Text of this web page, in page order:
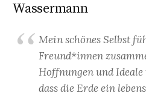
Wassermann
Mein schönes Selbst
Freund*innen
Hoffnungen und
dass die Erde ein